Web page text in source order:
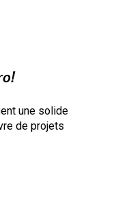
une solide
de projets